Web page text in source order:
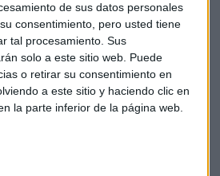
de sus datos personales
consentimiento, pero usted tiene
tal procesamiento. Sus
solo a este sitio web. Puede
o retirar su consentimiento en
a este sitio y haciendo clic en
la parte inferior de la página web.
intentando transformar su
más por la inteligencia artificial y
Ibm Warren Buffet Ceo